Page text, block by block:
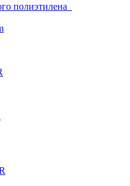
полиэтилена